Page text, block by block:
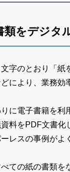
をデジタ
字のとおり「
により、業務効
に電子書籍を
料をPDF文書
レスの事例がよ
ての紙の書類